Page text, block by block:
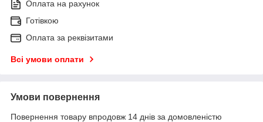
Оплата на рахунок
Готівкою
Оплата за реквізитами
Всі умови оплати
Умови повернення
Повернення товару впродовж 14 днів за домовленістю